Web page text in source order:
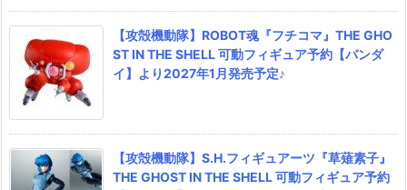
【攻殻機動隊】ROBOT魂『フチコマ』THE GHO
ST IN THE SHELL 可動フィギュア予約【バンダ
イ】より2027年1月発売予定♪
【攻殻機動隊】S.H.フィギュアーツ『草薙素子』
THE GHOST IN THE SHELL 可動フィギュア予約